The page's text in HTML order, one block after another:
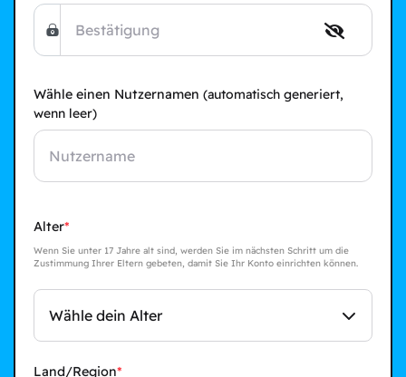
Wähle einen Nutzernamen (automatisch generiert,
wenn leer)
Alter
Wenn Sie unter 17 Jahre alt sind, werden Sie im nächsten Schritt um die
Zustimmung Ihrer Eltern gebeten, damit Sie Ihr Konto einrichten können.
Wähle dein Alter
Land/Region